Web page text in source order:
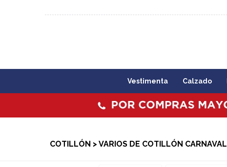
Vestimenta Calzado
COTILLÓN > VARIOS DE COTILLÓN CARNAVAL